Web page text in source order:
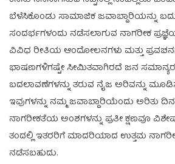
ಬೆಳೆಸಿಕೊಂಡು ಸಾಮಾಜಿಕ ಜವಾಬ್ದಾರಿಯನ್ನು
ಸಂದರ್ಭಗಳಂದು ನಡೆಸಲಾಗುವ ನಾಗರೀಕ
ವಿವಿಧ ರೀತಿಯ ಆಂದೋಲನಗಳು ಮತ್ತು
ಭಾಷಣಗಳಿಗಷ್ಟೇ ಸೀಮಿತವಾಗಿರದೆ ಜನ
ಬದಲಾವಣೆಗಳನ್ನು ತರುವ ನೈಜ ಅರಿವನ್ನು
ಇವುಗಳನ್ನು ನಮ್ಮ ಜವಾಬ್ದಾರಿಯೆಂದು ಅರಿತು
ನಾಗರೀಕತೆಯ ಅಂಶಗಳನ್ನು ಪ್ರತೀ ಕ್ಷಣವೂ
ತಂದಲ್ಲಿ ಇತರರಿಗೆ ಮಾದರಿಯಾದ ಉತ್ತಮ
ನಡೆಸಬಹುದು.